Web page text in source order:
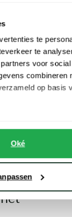
te
te
voor
combineren
op basis
Oké
Dat voelt zacht
ook in witte en
in hoge kwaliteit.
voelt luchtiger
shirt